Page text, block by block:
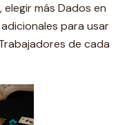
más Dados en
para usar
de cada